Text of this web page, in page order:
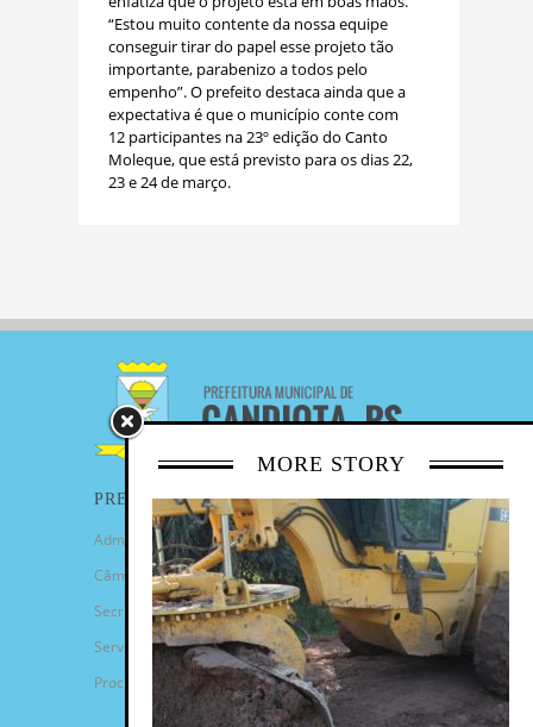
“Estou muito contente da nossa equipe
conseguir tirar do papel esse projeto tão
importante, parabenizo a todos pelo
empenho”. O prefeito destaca ainda que a
expectativa é que o município conte com
12 participantes na 23º edição do Canto
Moleque, que está previsto para os dias 22,
23 e 24 de março.
MORE STORY
PREFEITURA
Administração Municipal
Câmara de Vereadores
Secretarias
Serviços
Procuradoria Geral